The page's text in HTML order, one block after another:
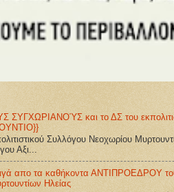
και το ΔΣ του
Συλλόγου Νεοχωρίου
Αξι...
απο τα καθήκοντα ΑΝΤΙΠΡΟΕΔΡΟΥ του
Ηλείας